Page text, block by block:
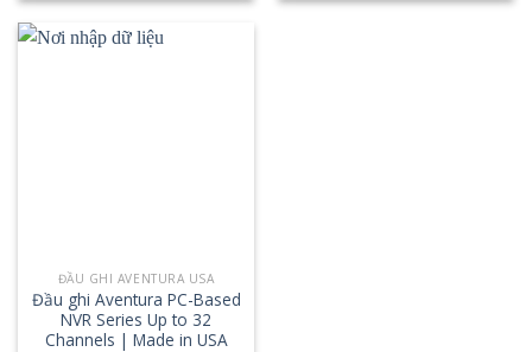
ĐẦU GHI AVENTURA USA
Đầu ghi Aventura PC-Based
NVR Series Up to 32
Channels | Made in USA